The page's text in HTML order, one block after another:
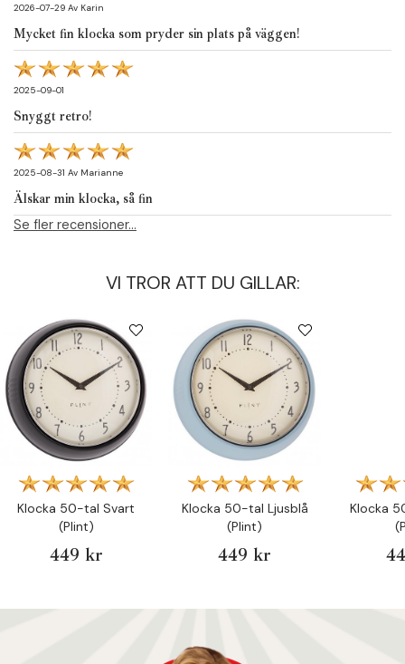
2026-07-29 Av Karin
Mycket fin klocka som pryder sin plats på väggen!
2025-09-01
Snyggt retro!
2025-08-31 Av Marianne
Älskar min klocka, så fin
Se fler recensioner...
VI TROR ATT DU GILLAR:
Klocka 50-tal Svart
(Plint)
449 kr
Klocka 50-tal Ljusblå
(Plint)
449 kr
Klocka